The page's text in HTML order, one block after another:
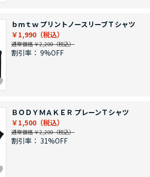
ｂｍｔｗ プリントノースリーブＴシャツ
￥1,990
通常価格 ￥2,200
割引率： 9%OFF
ＢＯＤＹＭＡＫＥＲ プレーンＴシャツ
￥1,500
通常価格 ￥2,200
割引率： 31%OFF